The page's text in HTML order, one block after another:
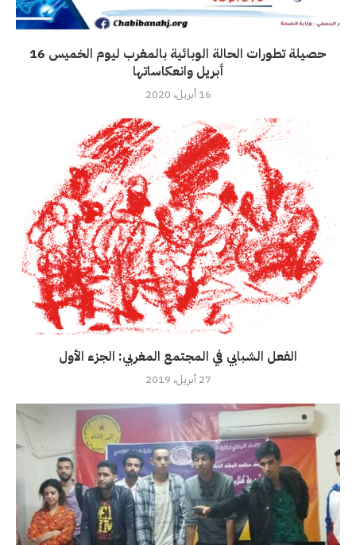
حصيلة تطورات الحالة الوبائية بالمغرب ليوم الخميس 16
أبريل وانعكاساتها
16 أبريل، 2020
الفعل الشبابي في المجتمع المغربي: الجزء الأول
27 أبريل، 2019